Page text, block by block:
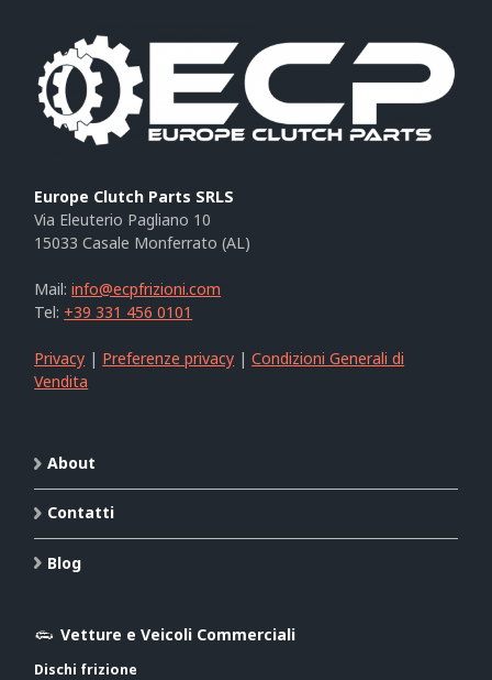
Europe Clutch Parts SRLS
Via Eleuterio Pagliano 10
15033 Casale Monferrato (AL)
Mail:info@ecpfrizioni.com
Tel: +39 331 456 0101
Privacy | Preferenze privacy |Condizioni Generali di
Vendita
About
Contatti
Blog
Vetture e Veicoli Commerciali
Dischi frizione